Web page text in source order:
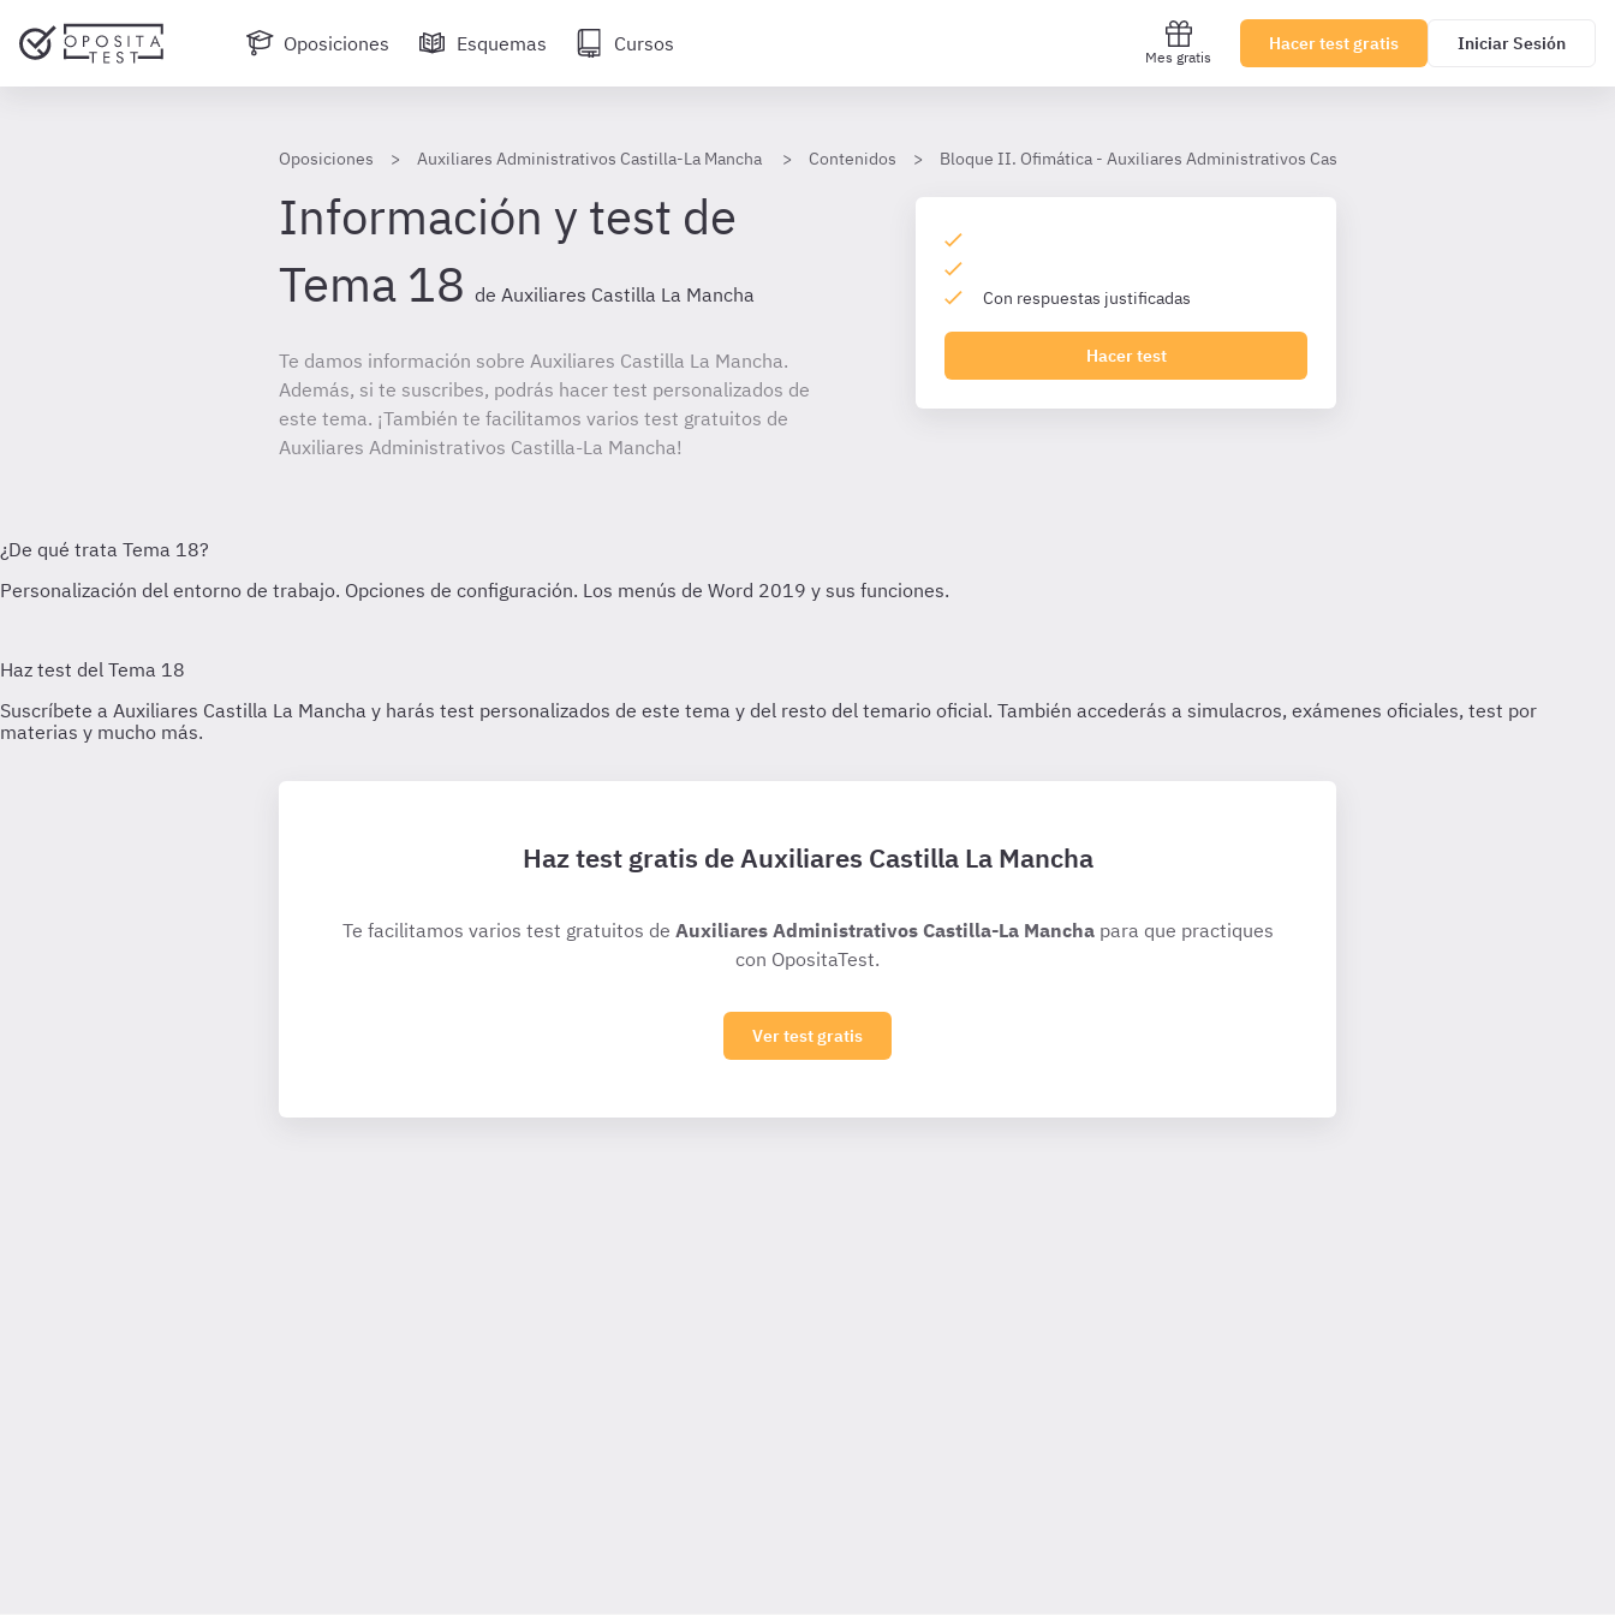
Oposiciones Esquemas Cursos
Mes gratis
Hacer test gratis Iniciar Sesión
Oposiciones Auxiliares Administrativos Castilla-La Mancha Contenidos Bloque II. Ofimática - Auxiliares Administrativos Castilla La Mancha
Información y test de
Tema 18 de Auxiliares Castilla La Mancha
Te damos información sobre Auxiliares Castilla La Mancha.
Además, si te suscribes, podrás hacer test personalizados de
este tema. ¡También te facilitamos varios test gratuitos de
Auxiliares Administrativos Castilla-La Mancha!
Con respuestas justificadas
Hacer test
Haz test gratis de Auxiliares Castilla La Mancha
Te facilitamos varios test gratuitos de Auxiliares Administrativos Castilla-La Manchapara que practiques
con OpositaTest.
Ver test gratis